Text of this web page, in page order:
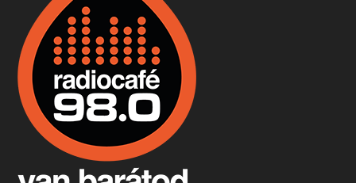
Apr 9, 2026 • 00:37:17
Fermentáljunk, a testünk meghálálja!
Apr 3, 2026 • 00:36:07